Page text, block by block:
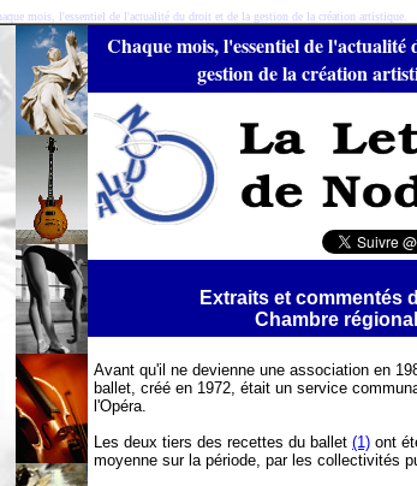
mois, l'essentiel de l'actualité du droit et de la gestion de la création artistique.
Chaque mois, l'essentiel de l'actualité
gestion de la création
Extraits et commentés
Chambre
Avant qu'il ne devienne une association en
ballet, créé en 1972, était un service
l'Opéra.
Les deux tiers des recettes du ballet (1) ont
moyenne sur la période, par les collectivités